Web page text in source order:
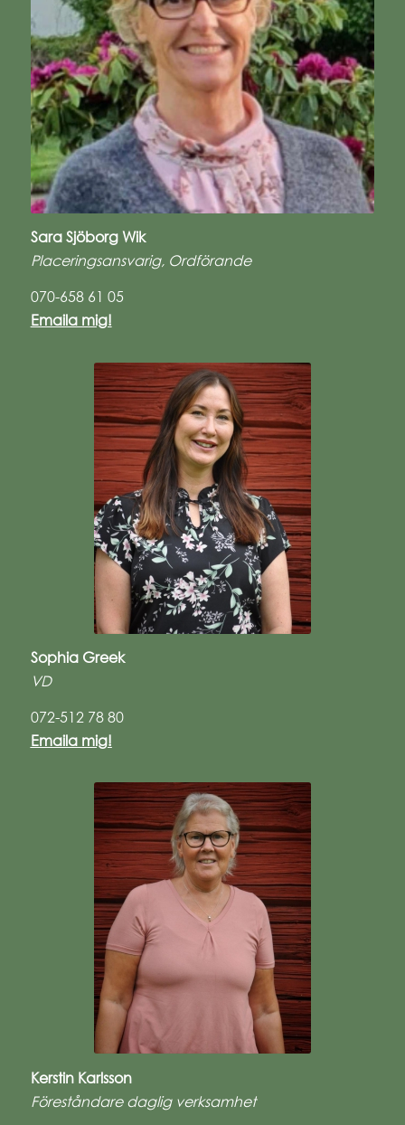
Sara Sjöborg Wik
Placeringsansvarig, Ordförande
070-658 61 05
Emaila mig!
Sophia Greek
VD
072-512 78 80
Emaila mig!
Kerstin Karlsson
Föreståndare daglig verksamhet